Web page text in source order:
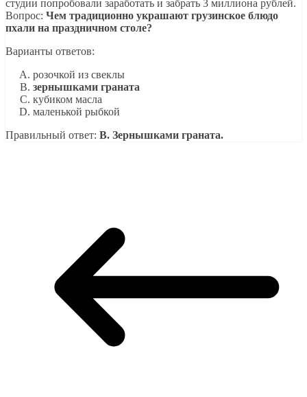
студии попробовали заработать и забрать 3 миллиона рублей.
Вопрос: Чем традиционно украшают грузинское блюдо
пхали на праздничном столе?
Варианты ответов:
розочкой из свеклы
зернышками граната
кубиком масла
маленькой рыбкой
Правильный ответ: В. Зернышками граната.